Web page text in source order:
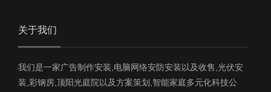
关于我们
我们是一家广告制作安装,电脑网络安防安装以及收售,光伏安
装,彩钢房,顶阳光庭院以及方案策划,智能家庭多元化科技公